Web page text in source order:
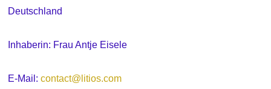
Deutschland
Inhaberin: Frau Antje Eisele
E-Mail:contact@litios.com